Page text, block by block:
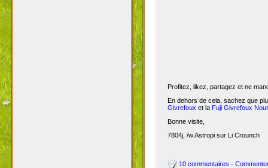
Profitez, likez, partagez et ne
En dehors de cela, sachez que
Givrefoux et la Fuji Givrefoux
Bonne visite,
7804j, /w Astropi sur Li Crounch
10 commentaires -